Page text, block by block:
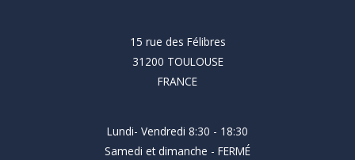
15 rue des Félibres
31200 TOULOUSE
FRANCE
Lundi- Vendredi 8:30 - 18:30
Samedi et dimanche - FERMÉ